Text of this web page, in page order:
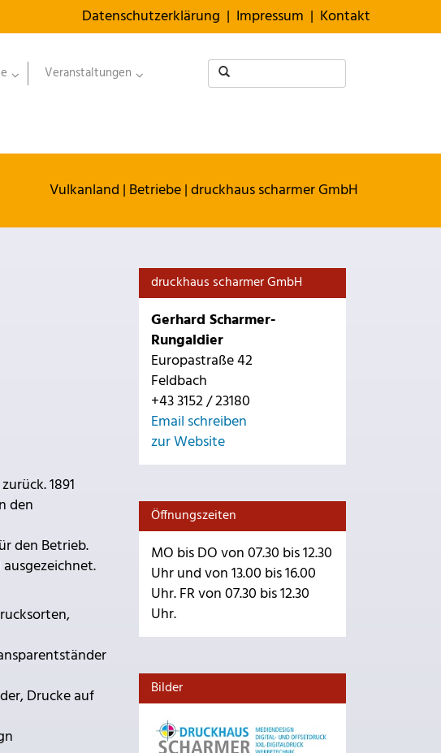
Datenschutzerklärung | Impressum | Kontakt
Veranstaltungen
Vulkanland | Betriebe|druckhaus scharmer GmbH
1891
den
den Betrieb.
Drucke auf
druckhaus scharmer GmbH
Gerhard Scharmer-
Rungaldier
Europastraße 42
Feldbach
+43 3152 / 23180
Email schreiben
zur Website
Öffnungszeiten
MO bis DO von 07.30 bis 12.30
Uhr und von 13.00 bis 16.00
Uhr. FR von 07.30 bis 12.30
Uhr.
Bilder